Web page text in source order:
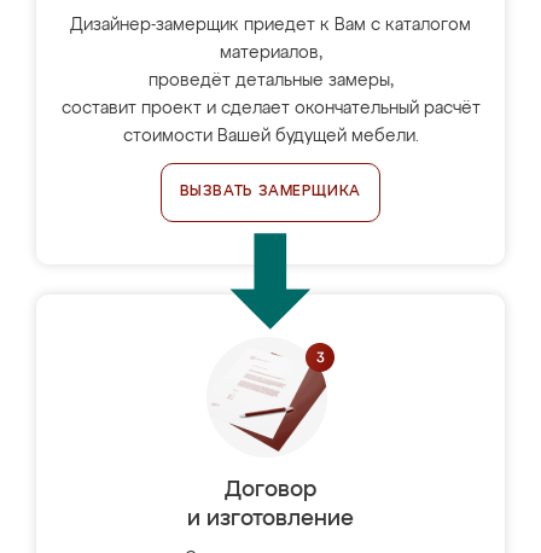
Дизайнер-замерщик приедет к Вам с каталогом
материалов,
проведёт детальные замеры,
составит проект и сделает окончательный расчёт
стоимости Вашей будущей мебели.
ВЫЗВАТЬ ЗАМЕРЩИКА
Договор
и изготовление